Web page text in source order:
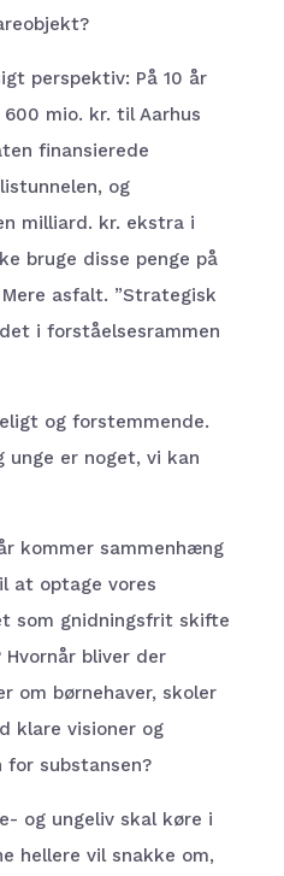
perspektiv: På 10 år
mio. kr. til Aarhus
finansierede
og
milliard. kr. ekstra i
bruge disse penge på
asfalt. ”Strategisk
i forståelsesrammen
og forstemmende.
unge er noget, vi kan
kommer sammenhæng
at optage vores
som gnidningsfrit skifte
bliver der
om børnehaver, skoler
klare visioner og
for substansen?
og ungeliv skal køre i
hellere vil snakke om,